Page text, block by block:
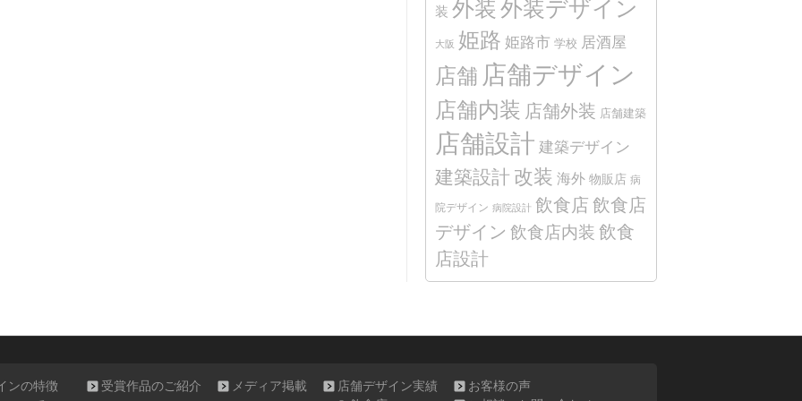
装 外装 外装デザイン
大阪 姫路 姫路市 学校 居酒屋
店舗 店舗デザイン
店舗内装 店舗外装 店舗建築
店舗設計 建築デザイン
建築設計 改装 海外 物販店 病
院デザイン 病院設計 飲食店 飲食店
デザイン 飲食店内装 飲食
店設計
ンの特徴
受賞作品のご紹介 メディア掲載
店舗デザイン実績
お客様の声